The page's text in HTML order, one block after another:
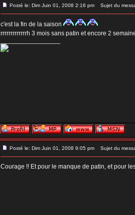
Posté le: Dim Juin 01, 2008 2:16 pm Sujet du
c'est la fin de la saison
rrrrrrrrrrrrrh 3 mois sans patin et encore 2
_________________
Posté le: Dim Juin 01, 2008 9:05 pm Sujet du
Courage !! Et pour le manque de patin, et pour